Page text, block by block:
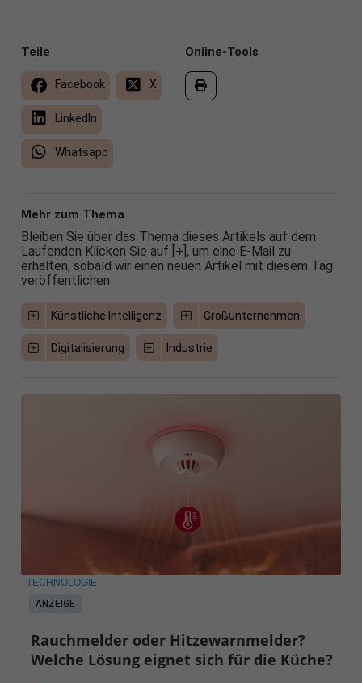
Online-Tools
Teile
Facebook X
LinkedIn
Whatsapp
Mehr zum Thema
Bleiben Sie über das Thema dieses Artikels auf dem
Laufenden Klicken Sie auf [+], um eine E-Mail zu
erhalten, sobald wir einen neuen Artikel mit diesem Tag
veröffentlichen
Künstliche Intelligenz Großunternehmen
Digitalisierung Industrie
ANZEIGE
TECHNOLOGIE
Rauchmelder oder Hitzewarnmelder?
Welche Lösung eignet sich für die Küche?